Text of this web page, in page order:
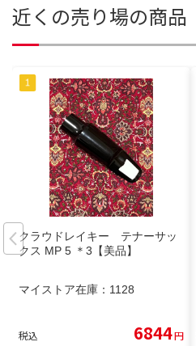
近くの売り場の商品
クラウドレイキー テナーサッ
クス MP 5 ＊3【美品】
マイストア在庫： 1128
税込 6844円